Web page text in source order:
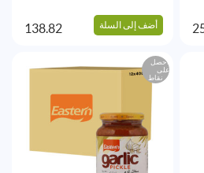
أضف إلى السلة 138.82
احصل
على
نقاط